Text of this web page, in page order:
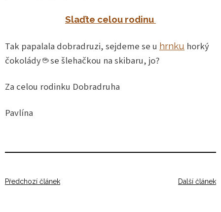
Slaďte celou rodinu
Tak papalala dobradruzi, sejdeme se u hrnku horký
čokolády ☕ se šlehačkou na skibaru, jo?
Za celou rodinku Dobradruha
Pavlína
Předchozí článek Další článek